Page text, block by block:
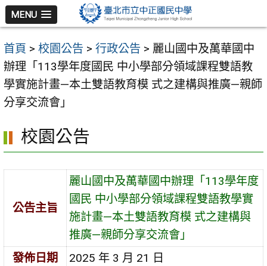
跳
至
主
要
內
容
MENU
首頁 > 校園公告 > 行政公告 > 麗山國中及萬華國中
辦理「113學年度國民 中小學部分領域課程雙語教
學實施計畫—本土雙語教育模 式之建構與推廣—親師
分享交流會」
校園公告
公告主旨
麗山國中及萬華國中辦理「113學年度
國民 中小學部分領域課程雙語教學實
施計畫—本土雙語教育模 式之建構與
推廣—親師分享交流會」
發佈日期
2025 年 3 月 21 日